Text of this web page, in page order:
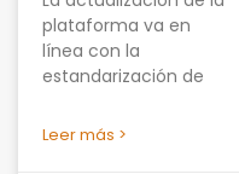
plataforma va en
línea con la
estandarización de
Leer más >